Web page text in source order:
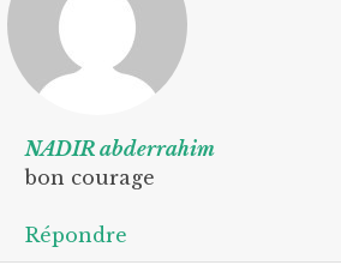
NADIR abderrahim
bon courage
Répondre